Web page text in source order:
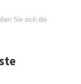
Sie sich die